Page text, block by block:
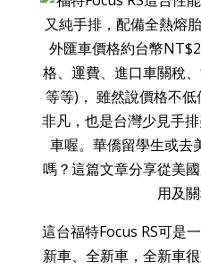
這台福特Focus RS可是
新車、全新車，全新車